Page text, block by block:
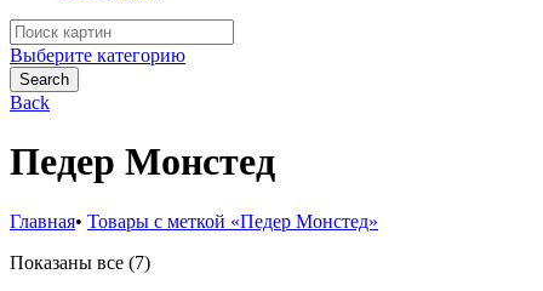
Search
for:
Выберите категорию
Search
Back
Педер Монстед
Главная• Товары с меткой «Педер Монстед»
Показаны все (7)Сортировка: